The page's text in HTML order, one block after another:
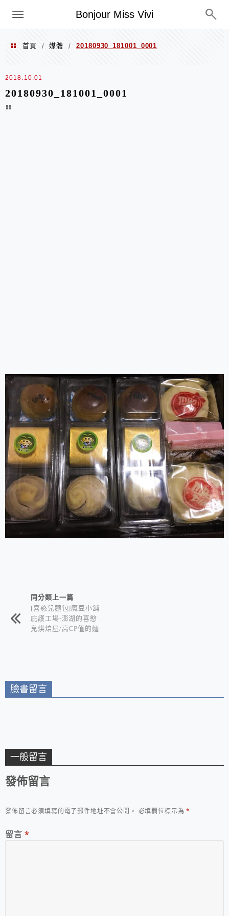
Bonjour Miss Vivi
選單
首頁 / 媒體 / 20180930_181001_0001
2018.10.01
20180930_181001_0001
相連文章同分類上一篇
[喜憨兒麵包]魔豆小舖
庇護工場-澎湖的喜憨
兒烘焙屋/高CP值的麵
臉書留言
一般留言
發佈留言
發佈留言必須填寫的電子郵件地址不會公開。 必填欄位標示為*
留言 *